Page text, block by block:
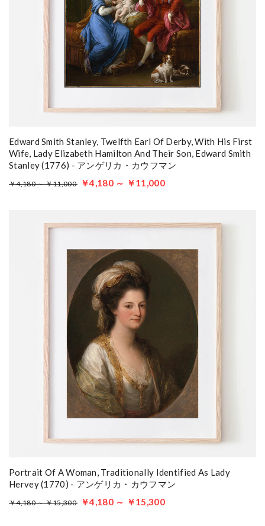
Edward Smith Stanley, Twelfth Earl Of Derby, With His First
Wife, Lady Elizabeth Hamilton And Their Son, Edward Smith
Stanley (1776) - アンゲリカ・カウフマン
￥4,180 ～ ￥11,000 ￥4,180 ～ ￥11,000
Portrait Of A Woman, Traditionally Identified As Lady
Hervey (1770) - アンゲリカ・カウフマン
￥4,180 ～ ￥15,300 ￥4,180 ～ ￥15,300